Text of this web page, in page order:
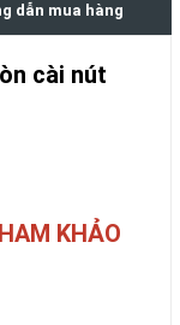
dẫn mua hàng
cài nút
KHẢO